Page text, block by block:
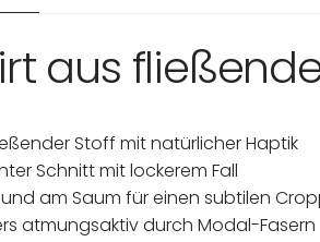
aus
Stoff mit natürlicher Haptik
Schnitt mit lockerem Fall
am Saum für einen subtilen
atmungsaktiv durch Modal-Fasern